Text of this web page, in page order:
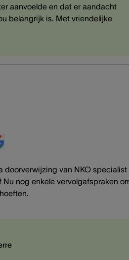
aanvoelde en dat er aandacht
belangrijk is. Met vriendelijke
doorverwijzing van NKO specialist
nog enkele vervolgafspraken